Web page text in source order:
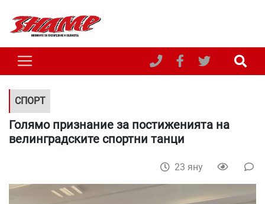
СПОРТ
Голямо признание за постиженията на
велинградските спортни танци
23 яну